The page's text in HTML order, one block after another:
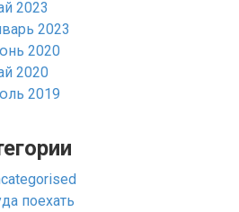
2023
2023
2020
2020
2019
поехать